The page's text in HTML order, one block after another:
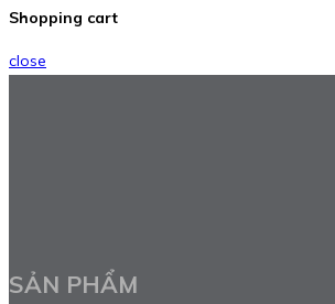
Shopping cart
close
SẢN PHẨM